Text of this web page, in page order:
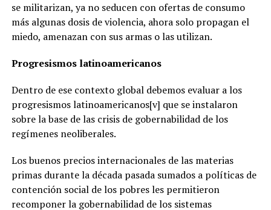
se militarizan, ya no seducen con ofertas de consumo
más algunas dosis de violencia, ahora solo propagan el
miedo, amenazan con sus armas o las utilizan.
Progresismos latinoamericanos
Dentro de ese contexto global debemos evaluar a los
progresismos latinoamericanos[v] que se instalaron
sobre la base de las crisis de gobernabilidad de los
regímenes neoliberales.
Los buenos precios internacionales de las materias
primas durante la década pasada sumados a políticas de
contención social de los pobres les permitieron
recomponer la gobernabilidad de los sistemas